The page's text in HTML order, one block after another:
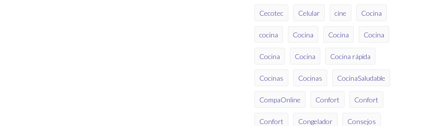
Cecotec Celular cine Cocina
cocina Cocina Cocina Cocina
Cocina Cocina Cocina rápida
Cocinas Cocinas CocinaSaludable
CompaOnline Confort Confort
Confort Congelador Consejos